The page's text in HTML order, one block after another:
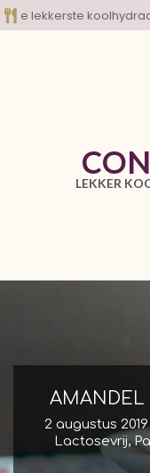
Skip
to
lekkerste
LEKKER
2 augustus 2019
Lactosevrij,